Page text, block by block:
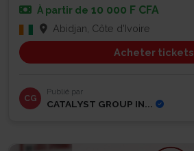
À partir de 10 000 F CFA
Abidjan, Côte d'Ivoire
Acheter tickets
CG
Publié par
CATALYST GROUP IN...